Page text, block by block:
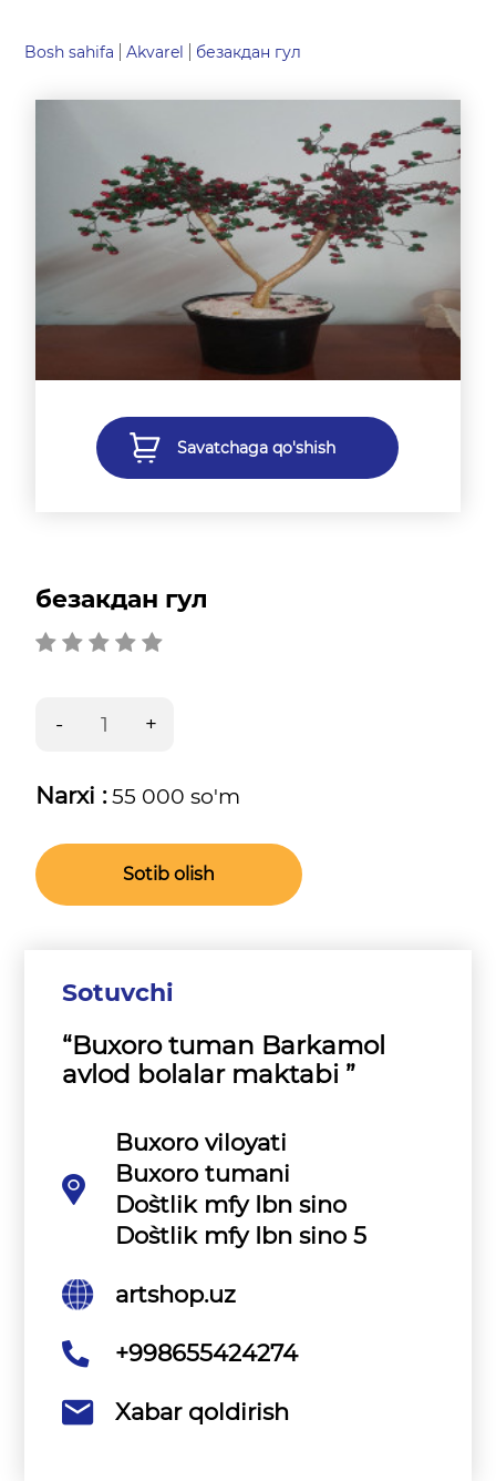
Bosh sahifa Akvarel безакдан гул
Savatchaga qo'shish
безакдан гул
Narxi :55 000 so'm
Sotib olish
Sotuvchi
“Buxoro tuman Barkamol
avlod bolalar maktabi ”
Buxoro viloyati
Buxoro tumani
Do`stlik mfy Ibn sino
Do`stlik mfy Ibn sino 5
artshop.uz
+998655424274
Xabar qoldirish